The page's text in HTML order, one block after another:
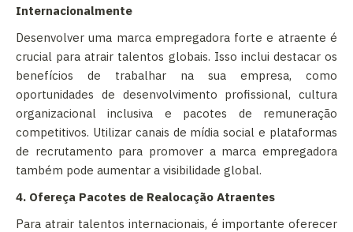
Internacionalmente
Desenvolver uma marca empregadora forte e atraente é
crucial para atrair talentos globais. Isso inclui destacar os
benefícios de trabalhar na sua empresa, como
oportunidades de desenvolvimento profissional, cultura
organizacional inclusiva e pacotes de remuneração
competitivos. Utilizar canais de mídia social e plataformas
de recrutamento para promover a marca empregadora
também pode aumentar a visibilidade global.
4. Ofereça Pacotes de Realocação Atraentes
Para atrair talentos internacionais, é importante oferecer